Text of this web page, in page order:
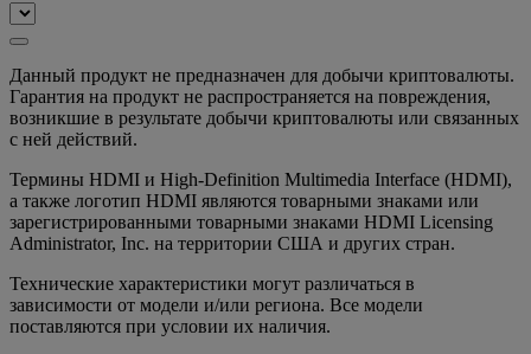
Данный продукт не предназначен для добычи криптовалюты.
Гарантия на продукт не распространяется на повреждения,
возникшие в результате добычи криптовалюты или связанных
с ней действий.
Термины HDMI и High-Definition Multimedia Interface (HDMI),
а также логотип HDMI являются товарными знаками или
зарегистрированными товарными знаками HDMI Licensing
Administrator, Inc. на территории США и других стран.
Технические характеристики могут различаться в
зависимости от модели и/или региона. Все модели
поставляются при условии их наличия.